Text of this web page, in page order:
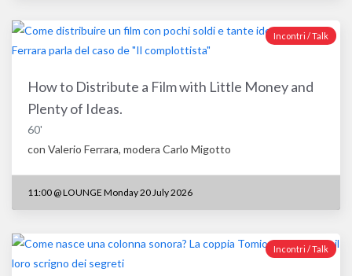
Incontri / Talk
How to Distribute a Film with Little Money and
Plenty of Ideas.
60'
con Valerio Ferrara, modera Carlo Migotto
11:00 @LOUNGE Monday 20 July 2026
Incontri / Talk